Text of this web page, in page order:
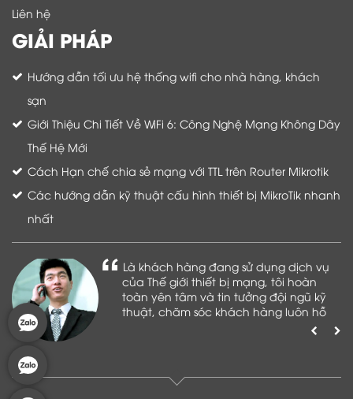
Liên hệ
GIẢI PHÁP
Hướng dẫn tối ưu hệ thống wifi cho nhà hàng, khách
sạn
Giới Thiệu Chi Tiết Về WiFi 6: Công Nghệ Mạng Không Dây
Thế Hệ Mới
Cách Hạn chế chia sẻ mạng với TTL trên Router Mikrotik
Các hướng dẫn kỹ thuật cấu hình thiết bị MikroTik nhanh
nhất
Là khách hàng đang sử dụng dịch vụ
của Thế giới thiết bị mạng, tôi hoàn
toàn yên tâm và tin tưởng đội ngũ kỹ
thuật, chăm sóc khách hàng luôn hỗ